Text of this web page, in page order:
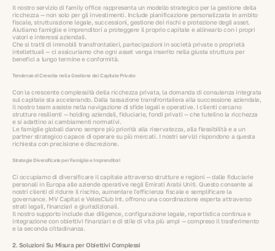
Il nostro servizio di family office rappresenta un modello strategico per la gestione della
ricchezza — non solo per gli investimenti. Include pianificazione personalizzata in ambito
fiscale, strutturazione legale, successioni, gestione dei rischi e protezione degli asset.
Aiutiamo famiglie e imprenditori a proteggere il proprio capitale e allinearlo con i propri
valori e interessi aziendali.
Che si tratti di immobili transfrontalieri, partecipazioni in società private o proprietà
intellettuali — ci assicuriamo che ogni asset venga inserito nella giusta struttura per
benefici a lungo termine e conformità.
Tendenze di Crescita nella Gestione del Capitale Privato
Con la crescente complessità della ricchezza privata, la domanda di consulenza integrata
sul capitale sta accelerando. Dalla tassazione transfrontaliera alla successione aziendale,
il nostro team assiste nella navigazione di sfide legali e operative. I clienti cercano
strutture resilienti — holding aziendali, fiduciarie, fondi privati — che tutelino la ricchezza
e si adattino ai cambiamenti normativi.
Le famiglie globali danno sempre più priorità alla riservatezza, alla flessibilità e a un
partner strategico capace di operare su più mercati. I nostri servizi rispondono a questa
richiesta con precisione e discrezione.
Strategie Diversificate per Famiglie e Imprenditori
Ci occupiamo di diversificare il capitale attraverso strutture e regioni — dalle fiduciarie
personali in Europa alle aziende operative negli Emirati Arabi Uniti. Questo consente ai
nostri clienti di ridurre il rischio, aumentare l'efficienza fiscale e semplificare la
governance. MV Capital e VelesClub Int. offrono una coordinazione esperta attraverso
strati legali, finanziari e giurisdizionali.
Il nostro supporto include due diligence, configurazione legale, reportistica continua e
integrazione con obiettivi finanziari e di stile di vita più ampi — compreso il trasferimento
e la seconda cittadinanza.
2. Soluzioni Su Misura per Obiettivi Complessi